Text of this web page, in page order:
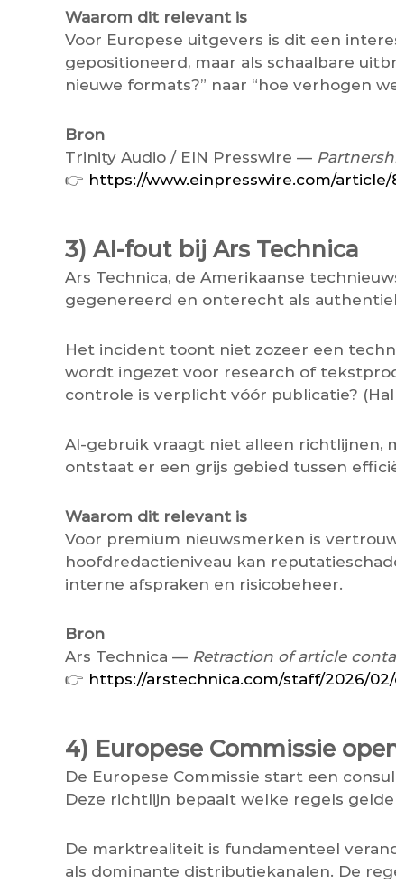
Waarom dit relevant is
Voor Europese uitgevers is dit een
gepositioneerd, maar als schaalbare
nieuwe formats?” naar “hoe verhogen
Bron
Trinity Audio / EIN Presswire —
👉 https://www.einpresswire.com/
3) AI-fout bij Ars Technica
Ars Technica, de Amerikaanse
gegenereerd en onterecht als
Het incident toont niet zozeer een
wordt ingezet voor research of
controle is verplicht vóór publicatie?
AI-gebruik vraagt niet alleen richtlijnen,
ontstaat er een grijs gebied tussen
Waarom dit relevant is
Voor premium nieuwsmerken is
hoofdredactieniveau kan
interne afspraken en risicobeheer.
Bron
Ars Technica — Retraction of article
👉 https://arstechnica.com/staff/2026/
4) Europese Commissie
De Europese Commissie start een
Deze richtlijn bepaalt welke regels
De marktrealiteit is fundamenteel
als dominante distributiekanalen. De